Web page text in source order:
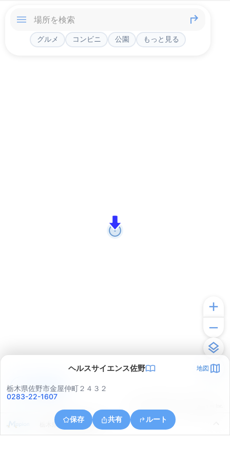
グルメ コンビニ 公園 もっと見る
ヘルスサイエンス佐野 地図
栃木県佐野市金屋仲町２４３２
0283-22-1607
保存 共有 ルート
栃木県佐野市船津川町
アプリで見る